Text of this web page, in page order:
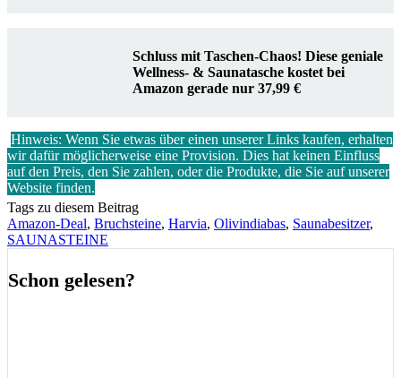
Schluss mit Taschen-Chaos! Diese geniale
Wellness- & Saunatasche kostet bei
Amazon gerade nur 37,99 €
Hinweis: Wenn Sie etwas über einen unserer Links kaufen, erhalten
wir dafür möglicherweise eine Provision. Dies hat keinen Einfluss
auf den Preis, den Sie zahlen, oder die Produkte, die Sie auf unserer
Website finden.
Tags zu diesem Beitrag
Amazon-Deal, Bruchsteine, Harvia, Olivindiabas, Saunabesitzer,
SAUNASTEINE
Schon gelesen?